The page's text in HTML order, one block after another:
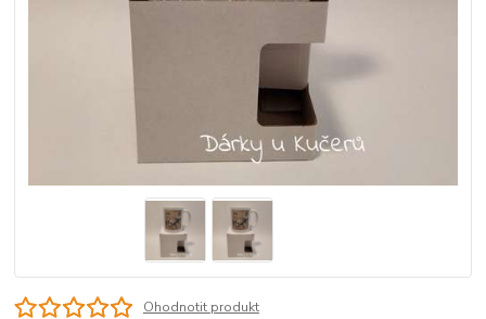
Ohodnotit produkt